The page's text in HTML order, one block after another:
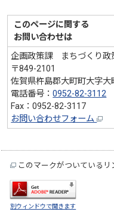
このページに関する
お問い合わせは
企画政策課 まちづくり政
〒849-2101
佐賀県杵島郡大町町大字大
電話番号：0952-82-3112
Fax：0952-82-3117
お問い合わせフォーム
このマークがついている
別ウィンドウで開きます